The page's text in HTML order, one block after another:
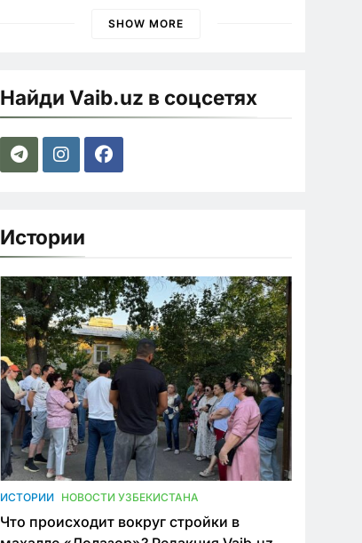
SHOW MORE
Найди Vaib.uz в соцсетях
Истории
ИСТОРИИ НОВОСТИ УЗБЕКИСТАНА
Что происходит вокруг стройки в